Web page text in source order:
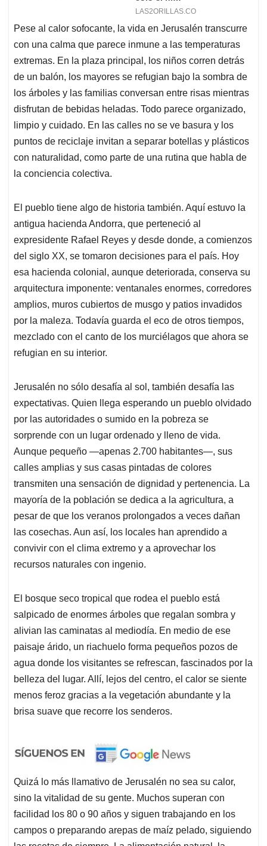
Pese al calor sofocante, la vida en Jerusalén transcurre
con una calma que parece inmune a las temperaturas
extremas. En la plaza principal, los niños corren detrás
de un balón, los mayores se refugian bajo la sombra de
los árboles y las familias conversan entre risas mientras
disfrutan de bebidas heladas. Todo parece organizado,
limpio y cuidado. En las calles no se ve basura y los
puntos de reciclaje invitan a separar botellas y plásticos
con naturalidad, como parte de una rutina que habla de
la conciencia colectiva.
El pueblo tiene algo de historia también. Aquí estuvo la
antigua hacienda Andorra, que perteneció al
expresidente Rafael Reyes y desde donde, a comienzos
del siglo XX, se tomaron decisiones para el país. Hoy
esa hacienda colonial, aunque deteriorada, conserva su
arquitectura imponente: ventanales enormes, corredores
amplios, muros cubiertos de musgo y patios invadidos
por la maleza. Todavía guarda el eco de otros tiempos,
mezclado con el canto de los murciélagos que ahora se
refugian en su interior.
Jerusalén no sólo desafía al sol, también desafía las
expectativas. Quien llega esperando un pueblo olvidado
por las autoridades o sumido en la pobreza se
sorprende con un lugar ordenado y lleno de vida.
Aunque pequeño —apenas 2.700 habitantes—, sus
calles amplias y sus casas pintadas de colores
transmiten una sensación de dignidad y pertenencia. La
mayoría de la población se dedica a la agricultura, a
pesar de que los veranos prolongados a veces dañan
las cosechas. Aun así, los locales han aprendido a
convivir con el clima extremo y a aprovechar los
recursos naturales con ingenio.
El bosque seco tropical que rodea el pueblo está
salpicado de enormes árboles que regalan sombra y
alivian las caminatas al mediodía. En medio de ese
paisaje árido, un riachuelo forma pequeños pozos de
agua donde los visitantes se refrescan, fascinados por la
belleza del lugar. Allí, lejos del centro, el calor se siente
menos feroz gracias a la vegetación abundante y la
brisa suave que recorre los senderos.
Quizá lo más llamativo de Jerusalén no sea su calor,
sino la vitalidad de su gente. Muchos superan con
facilidad los 80 o 90 años y siguen trabajando en los
campos o preparando arepas de maíz pelado, siguiendo